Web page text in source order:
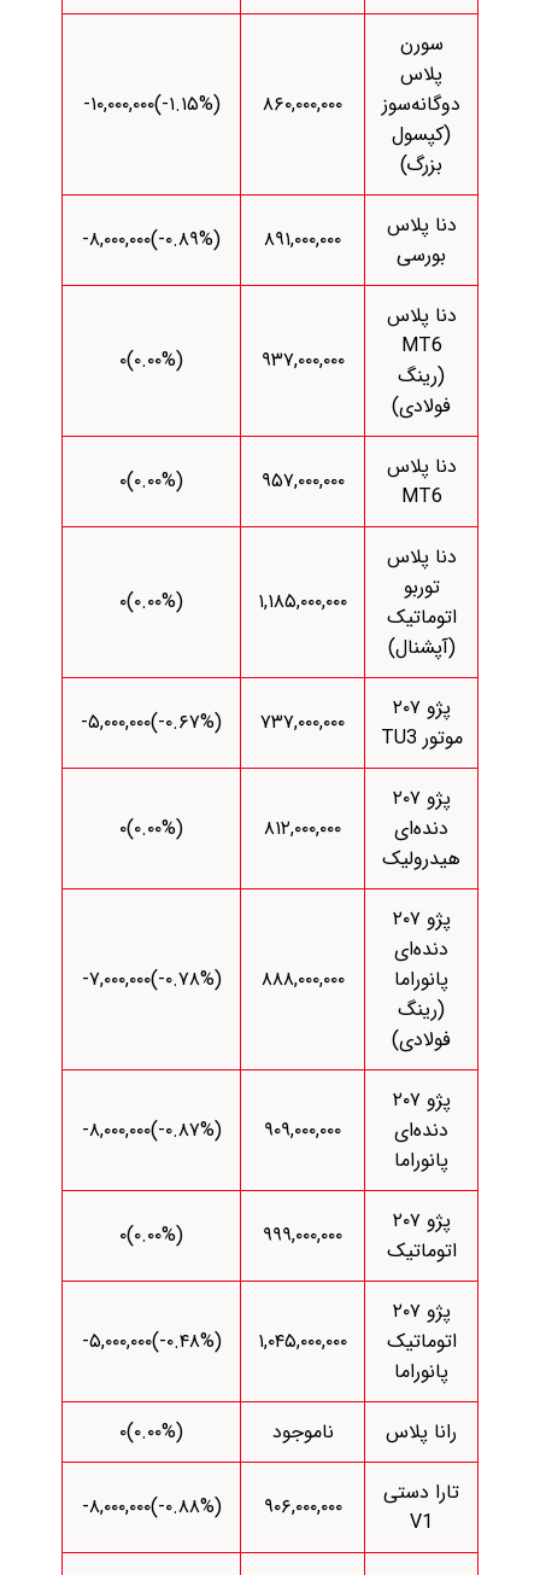
سورن
پلاس
دوگانه‌سوز
(کپسول
بزرگ)
۸۶۰,۰۰۰,۰۰۰ (‎-۱.۱۵%‌)‎-۱۰,۰۰۰,۰۰۰‌
دنا پلاس
بورسی
۸۹۱,۰۰۰,۰۰۰ (‎-۰.۸۹%‌)‎-۸,۰۰۰,۰۰۰‌
دنا پلاس
MT6
(رینگ
فولادی)
۹۳۷,۰۰۰,۰۰۰ (۰.۰۰%)۰
دنا پلاس
MT6
۹۵۷,۰۰۰,۰۰۰ (۰.۰۰%)۰
دنا پلاس
توربو
اتوماتیک
(آپشنال)
۱,۱۸۵,۰۰۰,۰۰۰ (۰.۰۰%)۰
پژو ۲۰۷
موتور TU3
۷۳۷,۰۰۰,۰۰۰ (‎-۰.۶۷%‌)‎-۵,۰۰۰,۰۰۰‌
پژو ۲۰۷
دنده‌ای
هیدرولیک
۸۱۲,۰۰۰,۰۰۰ (۰.۰۰%)۰
پژو ۲۰۷
دنده‌ای
پانوراما
(رینگ
فولادی)
۸۸۸,۰۰۰,۰۰۰ (‎-۰.۷۸%‌)‎-۷,۰۰۰,۰۰۰‌
پژو ۲۰۷
دنده‌ای
پانوراما
۹۰۹,۰۰۰,۰۰۰ (‎-۰.۸۷%‌)‎-۸,۰۰۰,۰۰۰‌
پژو ۲۰۷
اتوماتیک
۹۹۹,۰۰۰,۰۰۰ (۰.۰۰%)۰
پژو ۲۰۷
اتوماتیک
پانوراما
۱,۰۴۵,۰۰۰,۰۰۰ (‎-۰.۴۸%‌)‎-۵,۰۰۰,۰۰۰‌
رانا پلاس ناموجود
(۰.۰۰%)۰
تارا دستی
V1
۹۰۶,۰۰۰,۰۰۰ (‎-۰.۸۸%‌)‎-۸,۰۰۰,۰۰۰‌